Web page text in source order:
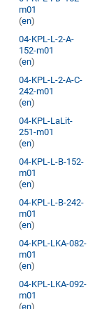
m01
(en)
04-KPL-L-2-A-
152-m01
(en)
04-KPL-L-2-A-C-
242-m01
(en)
04-KPL-LaLit-
251-m01
(en)
04-KPL-L-B-152-
m01
(en)
04-KPL-L-B-242-
m01
(en)
04-KPL-LKA-082-
m01
(en)
04-KPL-LKA-092-
m01
(en)